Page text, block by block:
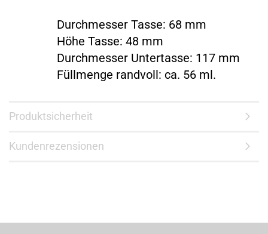
Durchmesser Tasse: 68 mm
Höhe Tasse: 48 mm
Durchmesser Untertasse: 117 mm
Füllmenge randvoll: ca. 56 ml.
Produktsicherheit
Kundenrezensionen